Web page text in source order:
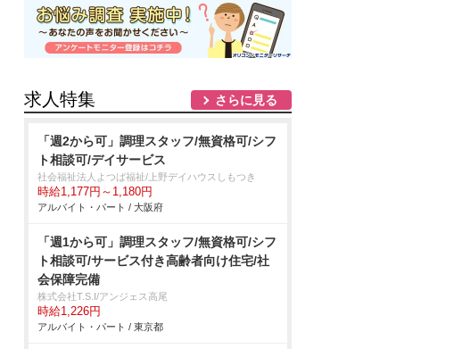
求人特集 さらに見る
「週2から可」調理スタッフ/無資格可/シフ
ト相談可/デイサービス
社会福祉法人よつば福祉/上野デイハウスしもつき
時給1,177円～1,180円
アルバイト・パート / 大阪府
「週1から可」調理スタッフ/無資格可/シフ
ト相談可/サービス付き高齢者向け住宅/社
会保障完備
株式会社T.S.I/アンジェス高尾
時給1,226円
アルバイト・パート / 東京都